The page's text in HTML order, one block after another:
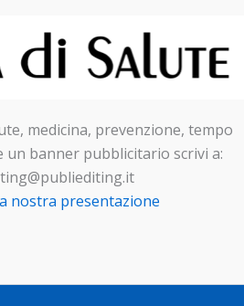
medicina, prevenzione, tempo
un banner pubblicitario scrivi a:
nostra presentazione